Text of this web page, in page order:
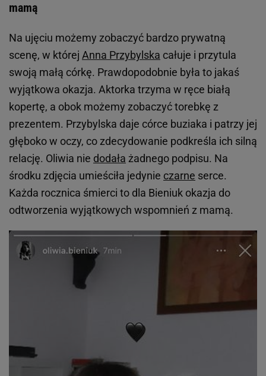
mamą
Na ujęciu możemy zobaczyć bardzo prywatną
scenę, w której Anna Przybylska całuje i przytula
swoją małą córkę. Prawdopodobnie była to jakaś
wyjątkowa okazja. Aktorka trzyma w ręce białą
kopertę, a obok możemy zobaczyć torebkę z
prezentem. Przybylska daje córce buziaka i patrzy jej
głęboko w oczy, co zdecydowanie podkreśla ich silną
relację. Oliwia nie dodała żadnego podpisu. Na
środku zdjęcia umieściła jedynie czarne serce.
Każda rocznica śmierci to dla Bieniuk okazja do
odtworzenia wyjątkowych wspomnień z mamą.